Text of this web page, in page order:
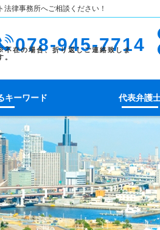
律事務所へご相談ください！
078-945-7714
キーワード 代表弁護